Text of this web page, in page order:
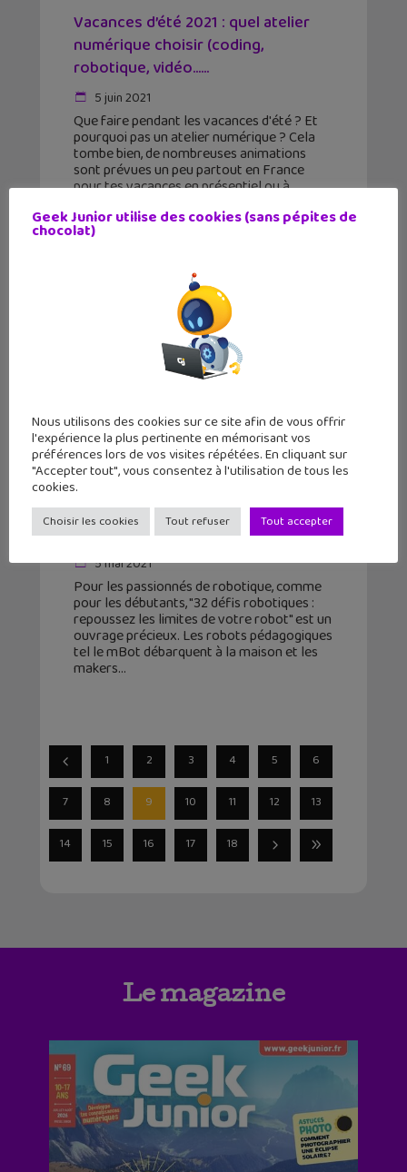
Vacances d’été 2021 : quel atelier
numérique choisir (coding,
robotique, vidéo…...
5 juin 2021
Que faire pendant les vacances d'été ? Et
pourquoi pas un atelier numérique ? Cela
tombe bien, de nombreuses animations
sont prévues un peu partout en France
pour tes vacances en présentiel ou à
32 défis robotiques : repoussez les
limites de votre robot
5 mai 2021
Pour les passionnés de robotique, comme
pour les débutants, "32 défis robotiques :
repoussez les limites de votre robot" est un
ouvrage précieux. Les robots pédagogiques
tel le mBot débarquent à la maison et les
makers
1 2 3 4 5 6
7 8 9 10 11 12 13
14 15 16 17 18
Le magazine
Geek Junior utilise des cookies (sans pépites de
chocolat)
Nous utilisons des cookies sur ce site afin de vous offrir
l'expérience la plus pertinente en mémorisant vos
préférences lors de vos visites répétées. En cliquant sur
"Accepter tout", vous consentez à l'utilisation de tous les
cookies.
Choisir les cookies Tout refuser Tout accepter